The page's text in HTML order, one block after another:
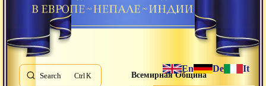
Search K
Всемирная Община
En De It